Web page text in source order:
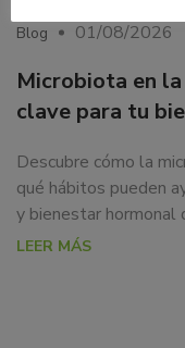
Blog 01/08/2026
Microbiota en
clave para tu
Descubre cómo la
qué hábitos pueden
y bienestar hormonal
LEER MÁS